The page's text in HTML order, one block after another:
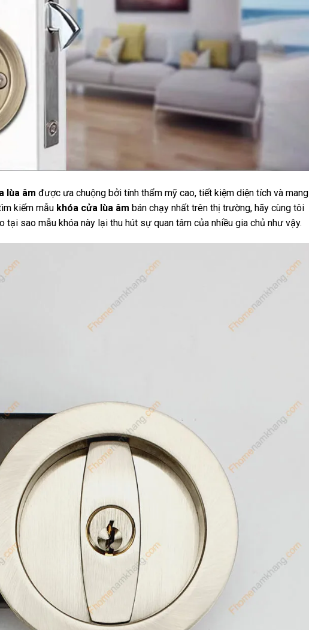
lùa âm được ưa chuộng bởi tính thẩm mỹ cao, tiết kiệm diện tích và mang
kiếm mẫu khóa cửa lùa âm bán chạy nhất trên thị trường, hãy cùng tôi
tại sao mẫu khóa này lại thu hút sự quan tâm của nhiều gia chủ như vậy.